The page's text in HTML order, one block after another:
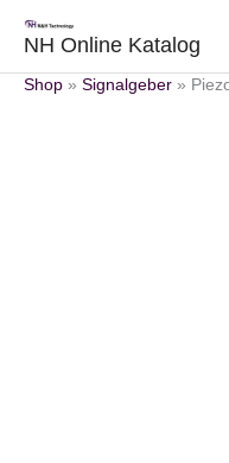
Inhalt
springen
NH Online Katalog
Shop » Signalgeber »